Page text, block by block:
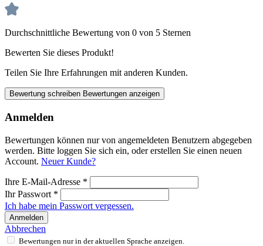
Durchschnittliche Bewertung von 0 von 5 Sternen
Bewerten Sie dieses Produkt!
Teilen Sie Ihre Erfahrungen mit anderen Kunden.
Bewertung schreiben Bewertungen anzeigen
Anmelden
Bewertungen können nur von angemeldeten Benutzern abgegeben
werden. Bitte loggen Sie sich ein, oder erstellen Sie einen neuen
Account. Neuer Kunde?
Ihre E-Mail-Adresse *
Ihr Passwort *
Ich habe mein Passwort vergessen.
Anmelden
Abbrechen
Bewertungen nur in der aktuellen Sprache anzeigen.